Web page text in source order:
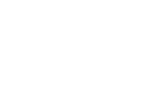
規定
ガイドライン
ァンサービスについて
安田J3リーグ2026/27シーズン試